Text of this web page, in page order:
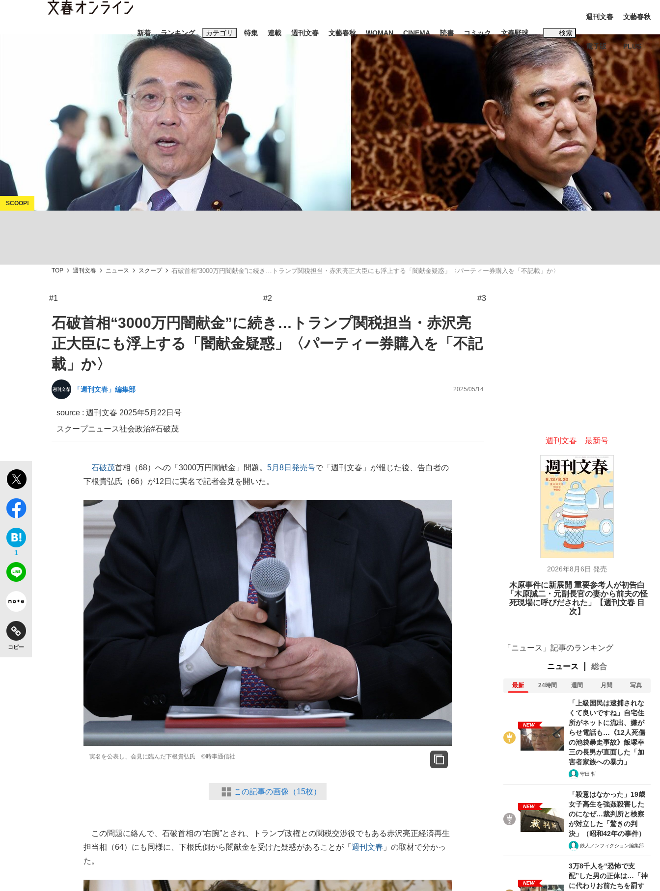
新着 ランキング カテゴリ
スクープ ニュース ビジネス 読書
「90%は失敗する。でも…」本田圭佑が初めて明かした日本代表監督に... 「最悪の空気のまま解散」WBC日本代表“敗戦”の真実 選手が明かす...
「目標達成できなかったからと言って…」サッカー日本代表・森保一監督...
特集
終戦から81年
観る将棋、読む将棋
the Style
連載 週刊文春 文藝春秋 WOMAN CINEMA 読書 コミック 文春野球 検索
キーワード入力
おすすめのキーワードタグ一覧
#藤田晋 #三山凌輝 #高市早苗 #森岡毅 #城彰二 #内田有紀
#玉木雄一郎
#亀和田武
週刊文春
電子版
文藝春秋
PLUS
TOP 週刊文春 ニュース スクープ 石破首相“3000万円闇献金”に続き…トランプ関税担当・赤沢亮正大臣にも浮上する「闇献金疑惑」〈パーティー券購入を「不記載」か〉
#1 #2 #3
石破首相“3000万円闇献金”に続き…トランプ関税担当・赤沢亮
正大臣にも浮上する「闇献金疑惑」〈パーティー券購入を「不記
載」か〉
「週刊文春」編集部 2025/05/14
source : 週刊文春 2025年5月22日号
スクープニュース社会政治#石破茂
1
コピー
石破茂首相（68）への「3000万円闇献金」問題。 5月8日発売号で「週刊文春」が報じた後、告白者の
下根貴弘氏（66）が12日に実名で記者会見を開いた。
実名を公表し、会見に臨んだ下根貴弘氏 ©時事通信社
この記事の画像（15枚）
この問題に絡んで、石破首相の“右腕”とされ、トランプ政権との関税交渉役でもある赤沢亮正経済再生
担当相（64）にも同様に、下根氏側から闇献金を受けた疑惑があることが「 週刊文春 」の取材で分かっ
た。
週刊文春 最新号
2026年8月6日 発売
木原事件に新展開 重要参考人が初告白
「木原誠二・元副長官の妻から前夫の怪
死現場に呼びだされた」【週刊文春 目
次】
「ニュース」記事のランキング
ニュース 総合
最新 24時間 週間 月間 写真
NEW
「上級国民は逮捕されな
くて良いですね」自宅住
所がネットに流出、嫌が
らせ電話も…《12人死傷
の池袋暴走事故》飯塚幸
三の長男が直面した「加
害者家族への暴力」
守田 哲
NEW
「殺意はなかった」19歳
女子高生を強姦殺害した
のになぜ…裁判所と検察
が対立した「驚きの判
決」（昭和42年の事件）
鉄人ノンフィクション編集部
NEW
3万8千人を“恐怖で支
配”した男の正体は…「神
に代わりお前たちを罰す